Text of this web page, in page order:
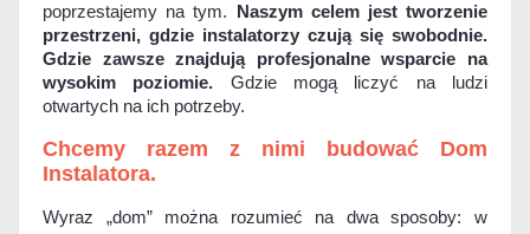
poprzestajemy na tym. Naszym celem jest tworzenie
przestrzeni, gdzie instalatorzy czują się swobodnie.
Gdzie zawsze znajdują profesjonalne wsparcie na
wysokim poziomie. Gdzie mogą liczyć na ludzi
otwartych na ich potrzeby.
Chcemy razem z nimi budować Dom
Instalatora.
Wyraz „dom” można rozumieć na dwa sposoby: w